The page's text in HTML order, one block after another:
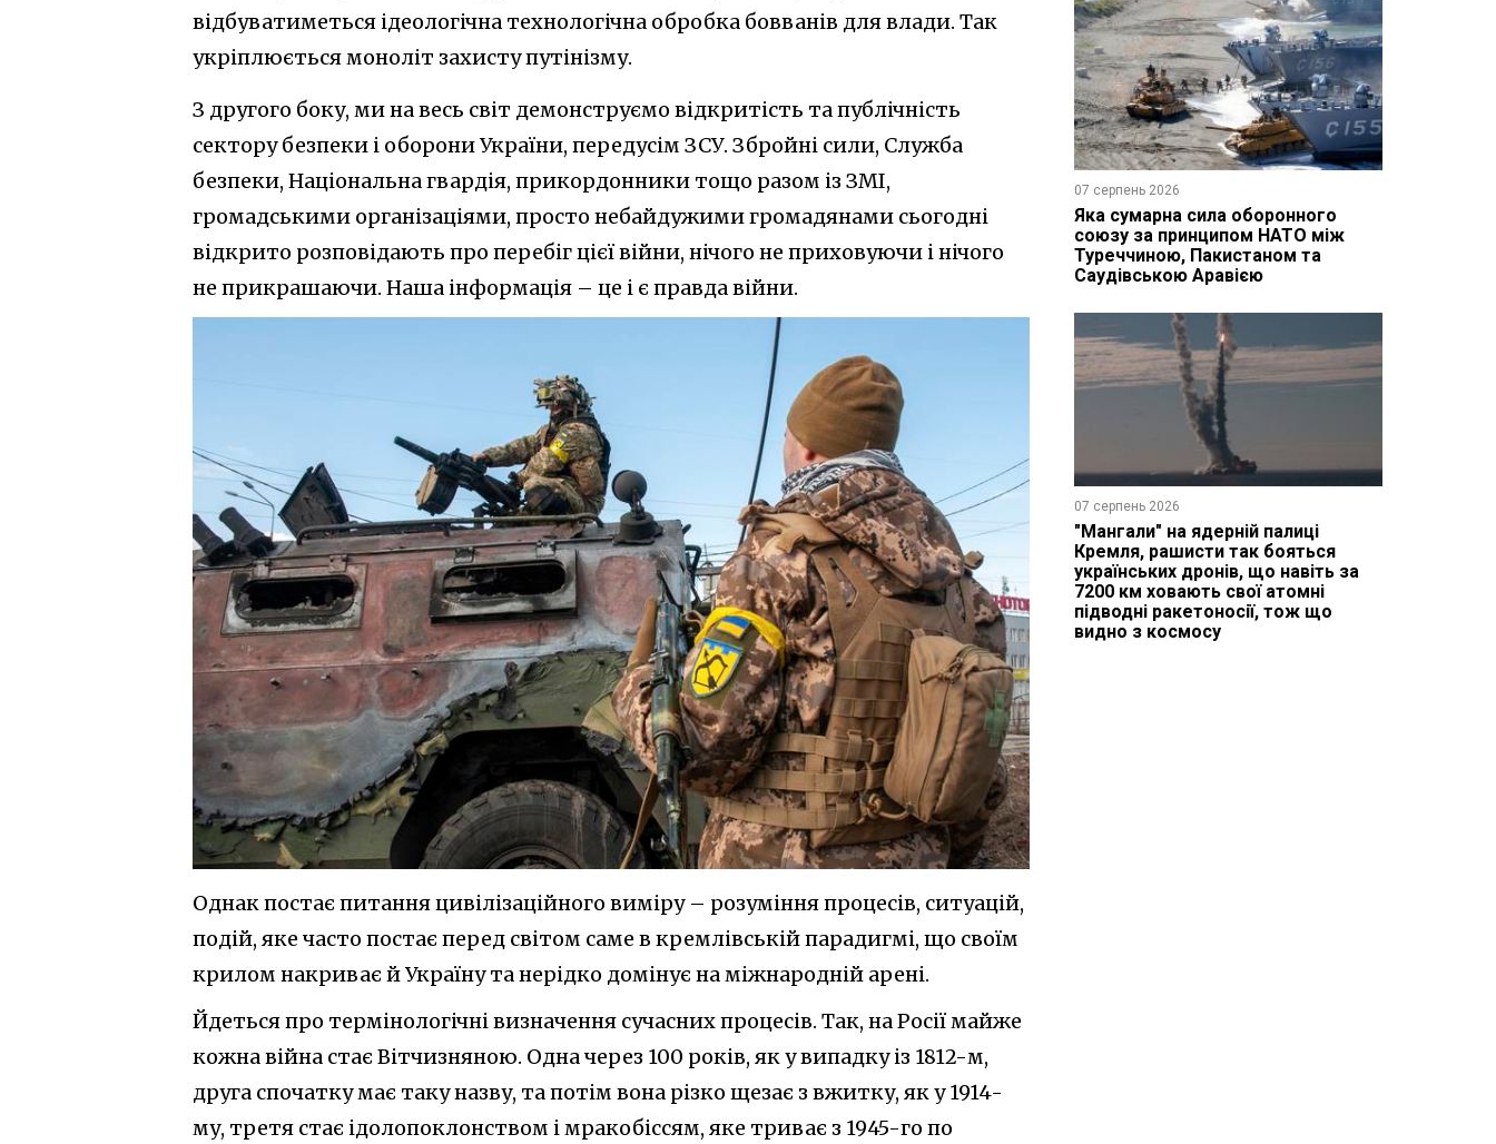
відбуватиметься ідеологічна технологічна обробка бовванів для влади. Так
укріплюється моноліт захисту путінізму.
З другого боку, ми на весь світ демонструємо відкритість та публічність
сектору безпеки і оборони України, передусім ЗСУ. Збройні сили, Служба
безпеки, Національна гвардія, прикордонники тощо разом із ЗМІ,
громадськими організаціями, просто небайдужими громадянами сьогодні
відкрито розповідають про перебіг цієї війни, нічого не приховуючи і нічого
не прикрашаючи. Наша інформація – це і є правда війни.
Однак постає питання цивілізаційного виміру – розуміння процесів, ситуацій,
подій, яке часто постає перед світом саме в кремлівській парадигмі, що своїм
крилом накриває й Україну та нерідко домінує на міжнародній арені.
Йдеться про термінологічні визначення сучасних процесів. Так, на Росії майже
кожна війна стає Вітчизняною. Одна через 100 років, як у випадку із 1812-м,
друга спочатку має таку назву, та потім вона різко щезає з вжитку, як у 1914-
му, третя стає ідолопоклонством і мракобіссям, яке триває з 1945-го по
07 серпень 2026
Яка сумарна сила оборонного
союзу за принципом НАТО між
Туреччиною, Пакистаном та
Саудівською Аравією
07 серпень 2026
"Мангали" на ядерній палиці
Кремля, рашисти так бояться
українських дронів, що навіть за
7200 км ховають свої атомні
підводні ракетоносії, тож що
видно з космосу